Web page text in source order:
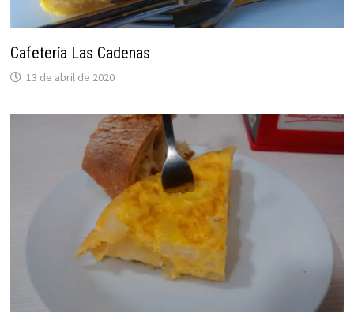
Cafetería Las Cadenas
13 de abril de 2020